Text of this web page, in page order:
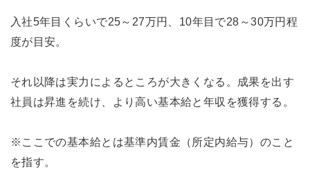
入社5年目くらいで25～27万円、10年目で28～30万円程
度が目安。
それ以降は実力によるところが大きくなる。成果を出す
社員は昇進を続け、より高い基本給と年収を獲得する。
※ここでの基本給とは基準内賃金（所定内給与）のこと
を指す。